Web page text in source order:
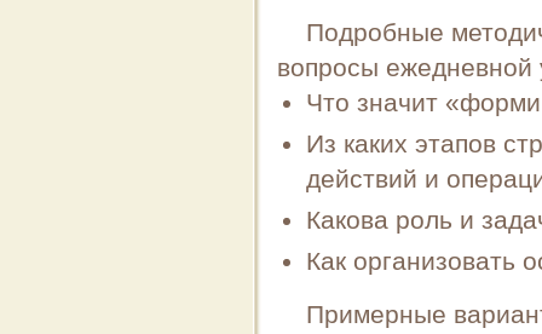
Подробные
вопросы ежедневной
Что значит
­Из каких этапов
действий и
Какова роль и
Как организовать
Примерные